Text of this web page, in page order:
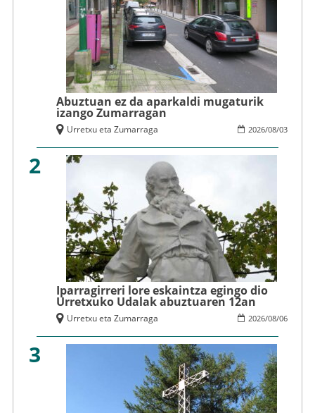
Abuztuan ez da aparkaldi mugaturik
izango Zumarragan
2026/08/03
Urretxu eta Zumarraga
2
Iparragirreri lore eskaintza egingo dio
Urretxuko Udalak abuztuaren 12an
2026/08/06
Urretxu eta Zumarraga
3